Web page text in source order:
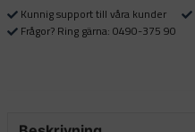
Kunnig support till våra kunder
Frågor? Ring gärna: 0490-375 90